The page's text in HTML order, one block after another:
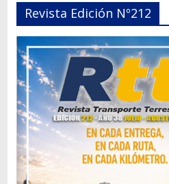
Revista Edición Nº212